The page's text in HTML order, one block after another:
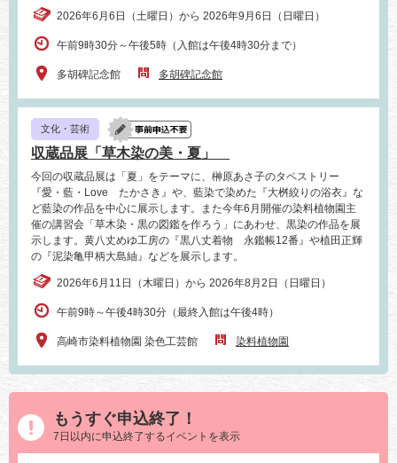
2026年6月6日（土曜日）から 2026年9月6日（日曜日）
午前9時30分～午後5時（入館は午後4時30分まで）
多胡碑記念館 多胡碑記念館
文化・芸術
収蔵品展「草木染の美・夏」
今回の収蔵品展は「夏」をテーマに、榊原あさ子のタペストリー
『愛・藍・Love たかさき』や、藍染で染めた『大桝絞りの浴衣』な
ど藍染の作品を中心に展示します。また今年6月開催の染料植物園主
催の講習会「草木染・黒の図鑑を作ろう」にあわせ、黒染の作品を展
示します。黄八丈めゆ工房の『黒八丈着物 永鑑帳12番』や植田正輝
の『泥染亀甲柄大島紬』などを展示します。
2026年6月11日（木曜日）から 2026年8月2日（日曜日）
午前9時～午後4時30分（最終入館は午後4時）
高崎市染料植物園 染色工芸館 染料植物園
もうすぐ申込終了！
7日以内に申込終了するイベントを表示